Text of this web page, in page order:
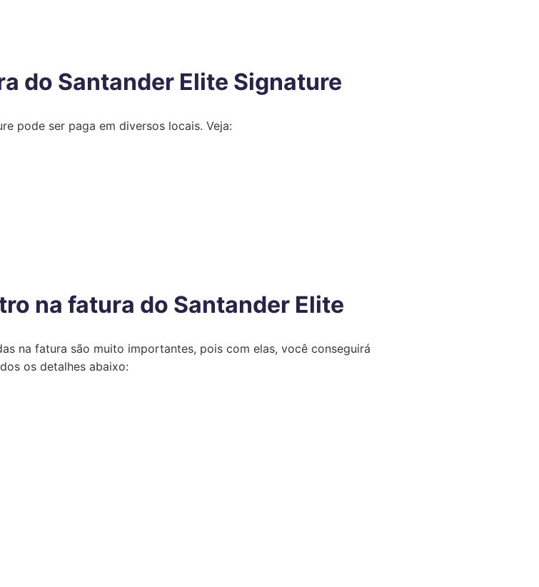
do Santander Elite Signature
pode ser paga em diversos locais. Veja:
na fatura do Santander Elite
na fatura são muito importantes, pois com elas, você conseguirá
os detalhes abaixo: